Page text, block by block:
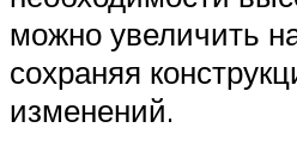
можно увеличить
сохраняя
изменений.